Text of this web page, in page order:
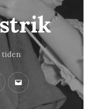
tiden
Mail